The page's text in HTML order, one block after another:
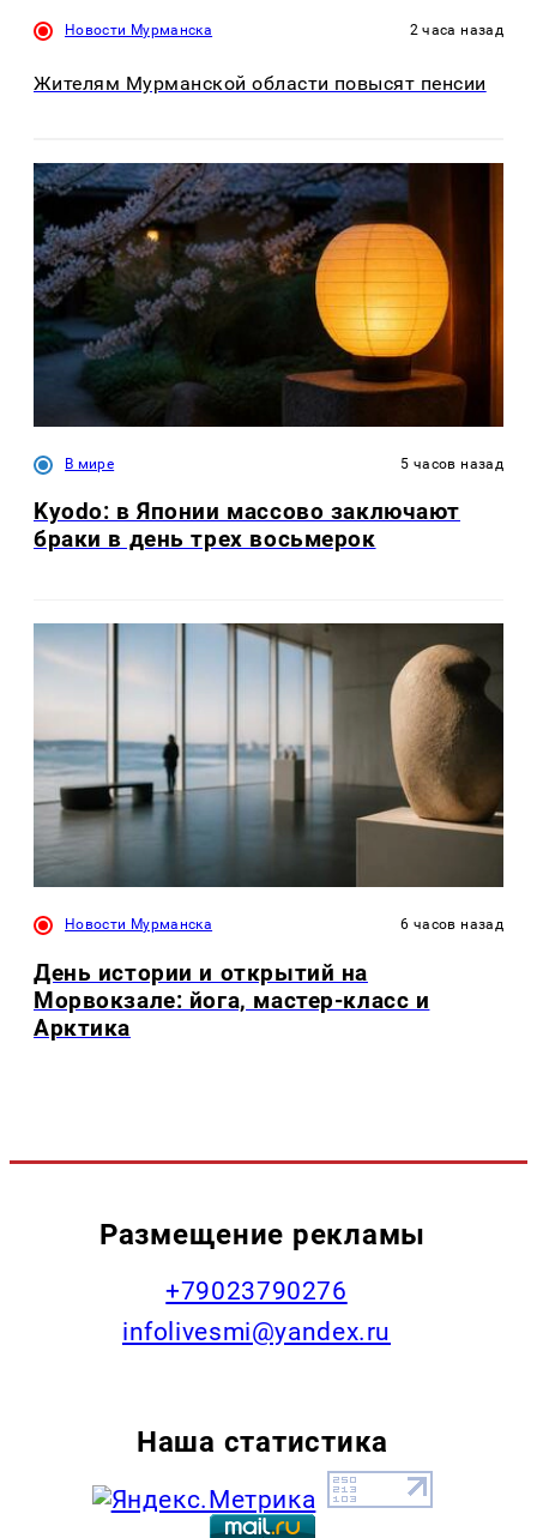
Новости Мурманска 2 часа назад
Жителям Мурманской области повысят пенсии
В мире 5 часов назад
Kyodo: в Японии массово заключают
браки в день трех восьмерок
Новости Мурманска 6 часов назад
День истории и открытий на
Морвокзале: йога, мастер-класс и
Арктика
Размещение рекламы
+79023790276
infolivesmi@yandex.ru
Наша статистика